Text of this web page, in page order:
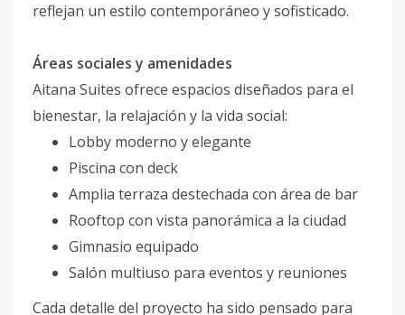
reflejan un estilo contemporáneo y sofisticado.
Áreas sociales y amenidades
Aitana Suites ofrece espacios diseñados para el
bienestar, la relajación y la vida social:
Lobby moderno y elegante
Piscina con deck
Amplia terraza destechada con área de bar
Rooftop con vista panorámica a la ciudad
Gimnasio equipado
Salón multiuso para eventos y reuniones
Cada detalle del proyecto ha sido pensado para